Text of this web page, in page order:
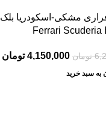
مشکی-اسکودریا بلک
تومان 4,150,000 تومان
به سبد خرید